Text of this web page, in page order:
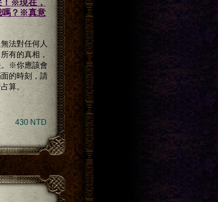
！※現在，
嗎？※真意
法對任何人
所有的真相，
※你應該會
的時刻，請
算。
430 NTD